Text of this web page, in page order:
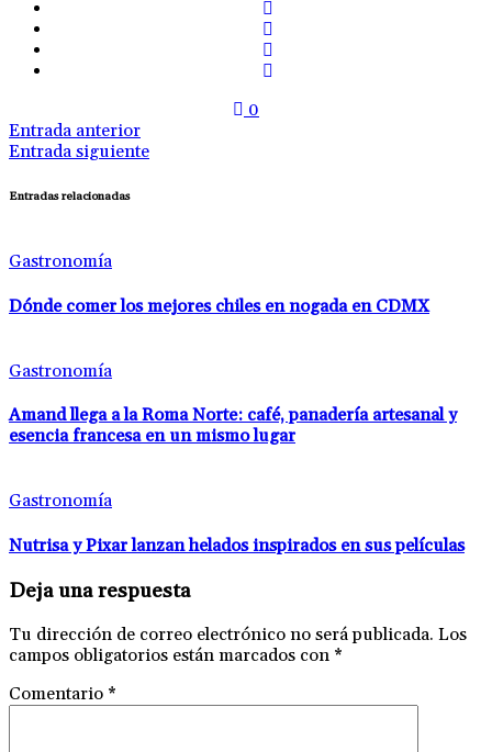
0
Entrada anterior
Entrada siguiente
Entradas relacionadas
Gastronomía
Dónde comer los mejores chiles en nogada en CDMX
Gastronomía
Amand llega a la Roma Norte: café, panadería artesanal y
esencia francesa en un mismo lugar
Gastronomía
Nutrisa y Pixar lanzan helados inspirados en sus películas
Deja una respuesta
Tu dirección de correo electrónico no será publicada. Los
campos obligatorios están marcados con *
Comentario *